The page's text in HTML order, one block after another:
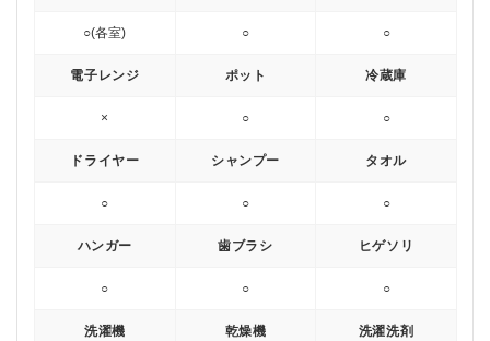
○(各室) ○ ○
電子レンジ
×
ポット
○
冷蔵庫
○
ドライヤー
○
シャンプー
○
タオル
○
ハンガー
○
歯ブラシ
○
ヒゲソリ
○
洗濯機 乾燥機 洗濯洗剤